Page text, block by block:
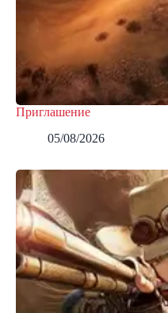
Приглашение
05/08/2026